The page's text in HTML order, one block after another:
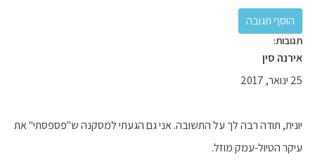
תגובות:
אירנה סין
25 ינואר, 2017
יונית, תודה רבה לך על התשובה. אני גם הגעתי למסקנה ש"פספסתי" את
עיקר הטיול-עמק מוזל.